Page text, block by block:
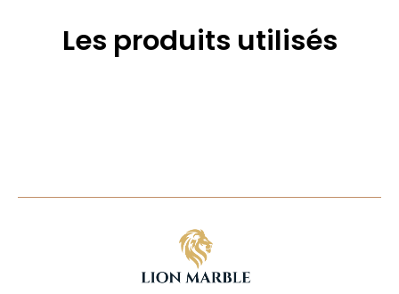
Les produits utilisés